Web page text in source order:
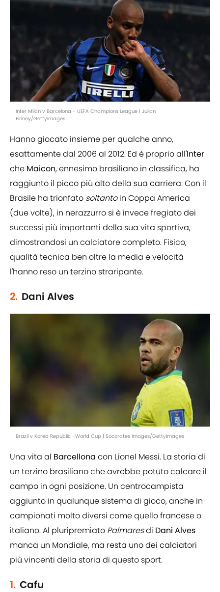
Inter Milan v Barcelona - UEFA Champions League | Julian
Finney/GettyImages
Hanno giocato insieme per qualche anno,
esattamente dal 2006 al 2012. Ed è proprio all'Inter
che Maicon, ennesimo brasiliano in classifica, ha
raggiunto il picco più alto della sua carriera. Con il
Brasile ha trionfato soltantoin Coppa America
(due volte), in nerazzurro si è invece fregiato dei
successi più importanti della sua vita sportiva,
dimostrandosi un calciatore completo. Fisico,
qualità tecnica ben oltre la media e velocità
l'hanno reso un terzino straripante.
2. Dani Alves
Brazil v Korea Republic -World Cup | Soccrates Images/GettyImages
Una vita al Barcellona con Lionel Messi. La storia di
un terzino brasiliano che avrebbe potuto calcare il
campo in ogni posizione. Un centrocampista
aggiunto in qualunque sistema di gioco, anche in
campionati molto diversi come quello francese o
italiano. Al pluripremiato Palmaresdi Dani Alves
manca un Mondiale, ma resta uno dei calciatori
più vincenti della storia di questo sport.
1. Cafu